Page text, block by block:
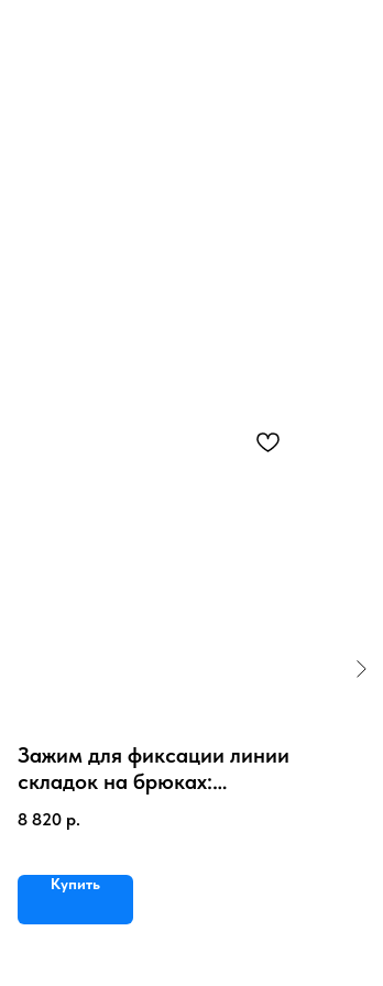
Зажим для фиксации линии
складок на брюках:
решение для глажения
8 820 р.
Купить